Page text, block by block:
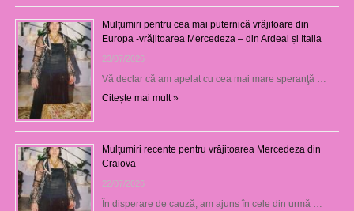
Mulțumiri pentru cea mai puternică vrăjitoare din
Europa -vrăjitoarea Mercedeza – din Ardeal și Italia
23/07/2026
Vă declar că am apelat cu cea mai mare speranţă …
Citește mai mult »
Mulţumiri recente pentru vrăjitoarea Mercedeza din
Craiova
22/07/2026
În disperare de cauză, am ajuns în cele din urmă …